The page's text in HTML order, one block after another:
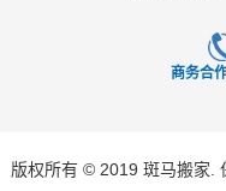
商务合作
版权所有 © 2019 斑马搬家.